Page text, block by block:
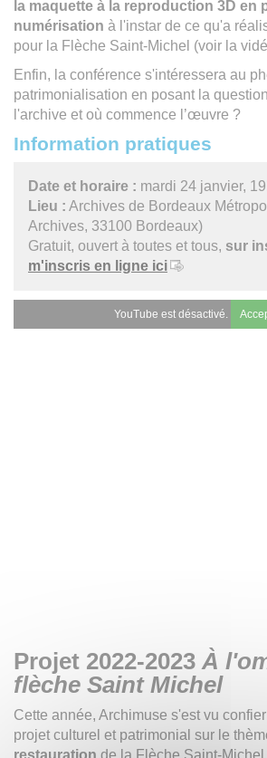
la maquette à la reproduction 3D en
numérisation à l'instar de ce qu'a
pour la Flèche Saint-Michel (voir la
Enfin, la conférence s'intéressera au
patrimonialisation en posant la
l'archive et où commence l’œuvre ?
Information pratiques
Date et horaire : mardi 24 janvier,
Lieu : Archives de Bordeaux
Archives, 33100 Bordeaux)
Gratuit, ouvert à toutes et tous, sur
m'inscris en ligne ici
YouTube est désactivé.
Projet 2022-2023 À
flèche Saint Michel
Cette année, Archimuse s'est vu confier
projet culturel et patrimonial sur le
restauration de la Flèche Saint-Michel.